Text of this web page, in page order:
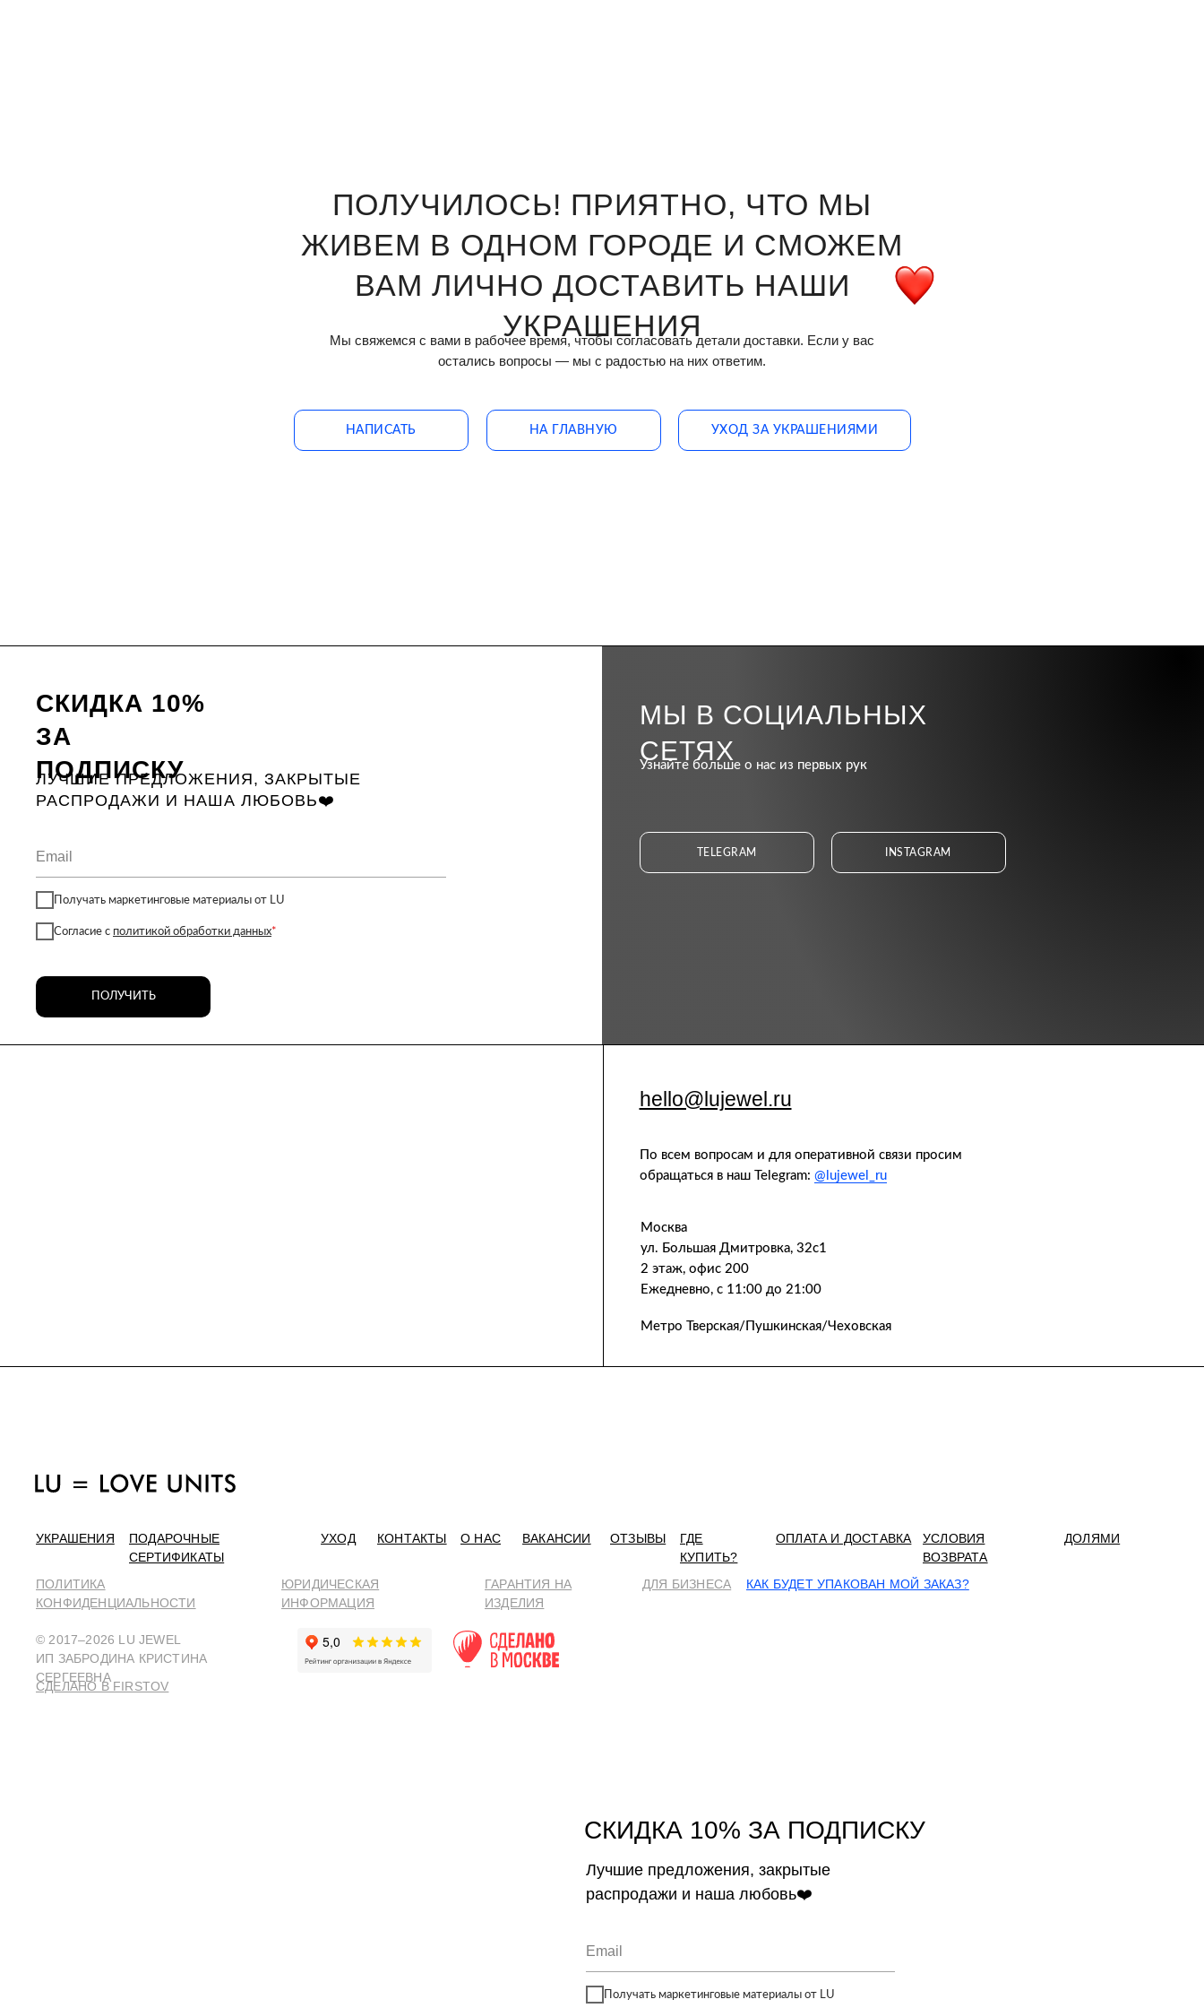
ПОЛУЧИЛОСЬ! ПРИЯТНО, ЧТО МЫ
ЖИВЕМ В ОДНОМ ГОРОДЕ И СМОЖЕМ
ВАМ ЛИЧНО ДОСТАВИТЬ НАШИ
УКРАШЕНИЯ
УХОД ЗА УКРАШЕНИЯМИ
НАПИСАТЬ НА ГЛАВНУЮ
Мы свяжемся с вами в рабочее время, чтобы согласовать детали доставки. Если у вас
остались вопросы — мы с радостью на них ответим.
СКИДКА 10%
ЗА
ПОДПИСКУ
Получать маркетинговые материалы от LU
Согласие с политикой обработки данных*
ПОЛУЧИТЬ
МЫ В СОЦИАЛЬНЫХ
СЕТЯХ
Узнайте больше о нас из первых рук
TELEGRAM INSTAGRAM
ЛУЧШИЕ ПРЕДЛОЖЕНИЯ, ЗАКРЫТЫЕ
РАСПРОДАЖИ И НАША ЛЮБОВЬ❤️
По всем вопросам и для оперативной связи просим
обращаться в наш Telegram: @lujewel_ru
Москва
ул. Большая Дмитровка, 32с1
2 этаж, офис 200
Ежедневно, с 11:00 до 21:00
hello@lujewel.ru
Метро Тверская/Пушкинская/Чеховская
ПОЛИТИКА
КОНФИДЕНЦИАЛЬНОСТИ
ЮРИДИЧЕСКАЯ
ИНФОРМАЦИЯ
ГАРАНТИЯ НА
ИЗДЕЛИЯ
ДЛЯ БИЗНЕСА
© 2017–2026 LU JEWEL
ИП ЗАБРОДИНА КРИСТИНА
СЕРГЕЕВНА
СДЕЛАНО В FIRSTOV
УКРАШЕНИЯ
ПОДАРОЧНЫЕ
СЕРТИФИКАТЫ
КОНТАКТЫ О НАС ОПЛАТА И ДОСТАВКА
УСЛОВИЯ
ВОЗВРАТА
УХОД ОТЗЫВЫ
ГДЕ
КУПИТЬ?
КАК БУДЕТ УПАКОВАН МОЙ ЗАКАЗ?
ВАКАНСИИ ДОЛЯМИ
СКИДКА 10% ЗА ПОДПИСКУ
Лучшие предложения, закрытые
распродажи и наша любовь❤️
Получать маркетинговые материалы от LU